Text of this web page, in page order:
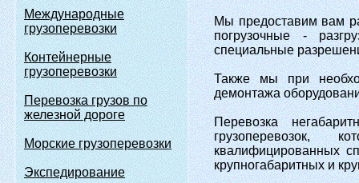
Международные
грузоперевозки
Контейнерные
грузоперевозки
Перевозка грузов по
железной дороге
Морские грузоперевозки
Экспедирование
Мы предоставим вам
погрузочные -
специальные
Также мы при
демонтажа
Перевозка
грузоперевозок,
квалифицированных
крупногабаритных и